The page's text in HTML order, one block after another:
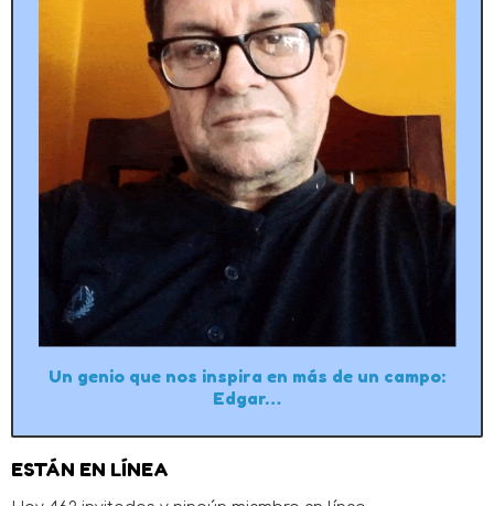
Un genio que nos inspira en más de un campo:
Edgar…
ESTÁN EN LÍNEA